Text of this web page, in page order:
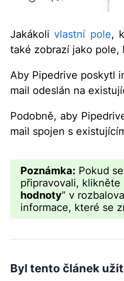
Jakákolivlastní pole,
také zobrazí jako
Aby Pipedrive poskytl
mail odeslán na
Podobně, aby
mail spojen s
Poznámka: Pokud
připravovali, klikněte
hodnoty” v
informace, které se
Byl tento článek